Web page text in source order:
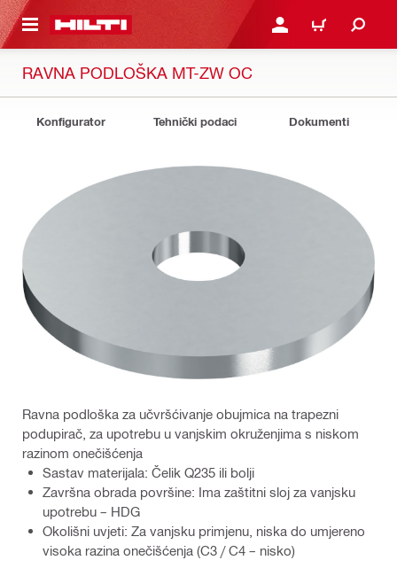
GLAVNI SADRŽAJ PRIJAVI SE ILI SE
KOŠARICA
RAVNA PODLOŠKA MT-ZW OC
Konfigurator Tehnički podaci Dokumenti
Ravna podloška za učvršćivanje obujmica na trapezni
podupirač, za upotrebu u vanjskim okruženjima s niskom
razinom onečišćenja
Sastav materijala: Čelik Q235 ili bolji
Završna obrada površine: Ima zaštitni sloj za vanjsku
upotrebu – HDG
Okolišni uvjeti: Za vanjsku primjenu, niska do umjereno
visoka razina onečišćenja (C3 / C4 – nisko)